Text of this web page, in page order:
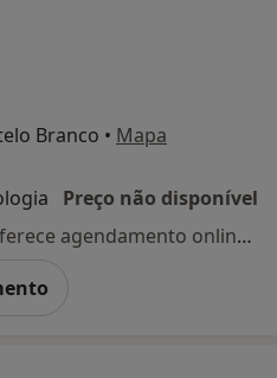
Branco • Mapa
Preço não disponível
Esse especialista não oferece agendamento online para esse endereço.